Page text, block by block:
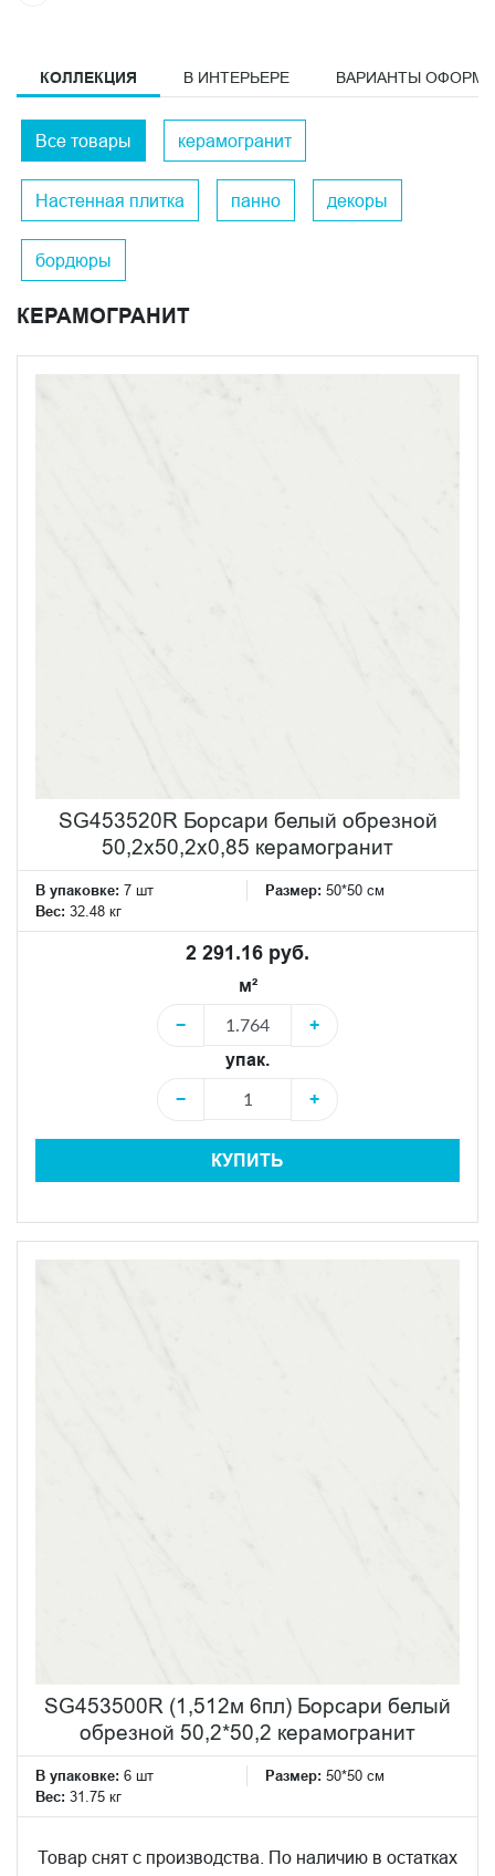
КОЛЛЕКЦИЯ В ИНТЕРЬЕРЕ ВАРИАНТЫ
Все товары керамогранит
Настенная плитка панно декоры
бордюры
КЕРАМОГРАНИТ
SG453520R Борсари белый обрезной
50,2x50,2x0,85 керамогранит
В упаковке: 7 шт Размер: 50*50 см
Вес: 32.48 кг
2 291.16 руб.
м²
−
+
упак.
−
+
КУПИТЬ
SG453500R (1,512м 6пл) Борсари белый
обрезной 50,2*50,2 керамогранит
В упаковке: 6 шт Размер: 50*50 см
Вес: 31.75 кг
Товар снят с производства. По наличию в остатках